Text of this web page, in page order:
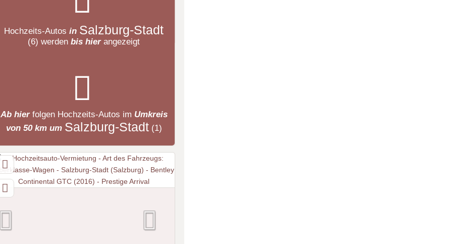
Hochzeits-Autos in Salzburg-Stadt
(6) werden bis hierangezeigt
Ab hier folgen Hochzeits-Autos im Umkreis
von 50 km um Salzburg-Stadt (1)